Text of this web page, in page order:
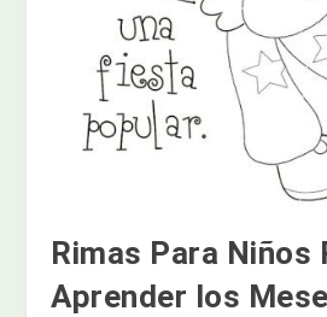
Rimas Para Niños
Aprender los